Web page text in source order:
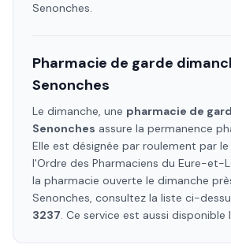
Senonches.
Pharmacie de garde
Senonches
Le dimanche, une pharmacie de
Senonches assure la permanence
Elle est désignée par roulement par le
l'Ordre des Pharmaciens du Eure-et-
la pharmacie ouverte le dimanche
Senonches, consultez la liste ci-
3237. Ce service est aussi disponible